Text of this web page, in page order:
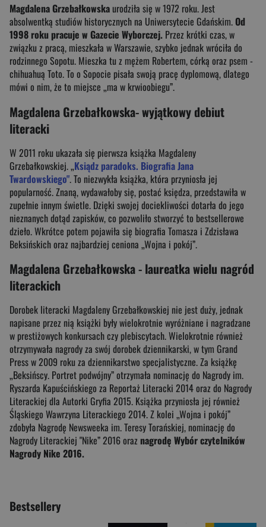
Magdalena Grzebałkowskaurodziła się w 1972 roku. Jest
absolwentką studiów historycznych na Uniwersytecie Gdańskim.Od
1998 roku pracuje w Gazecie Wyborczej. Przez krótki czas, w
związku z pracą, mieszkała w Warszawie, szybko jednak wróciła do
rodzinnego Sopotu. Mieszka tu z mężem Robertem, córką oraz psem -
chihuahuą Toto. To o Sopocie pisała swoją pracę dyplomową, dlatego
mówi o nim, że to miejsce „ma w krwioobiegu”.
Magdalena Grzebałkowska- wyjątkowy debiut
literacki
W 2011 roku ukazała się pierwsza książka Magdaleny
Grzebałkowskiej. „Ksiądz paradoks. Biografia Jana
Twardowskiego". To niezwykła książka, która przyniosła jej
popularność. Znaną, wydawałoby się, postać księdza, przedstawiła w
zupełnie innym świetle. Dzięki swojej dociekliwości dotarła do jego
nieznanych dotąd zapisków, co pozwoliło stworzyć to bestsellerowe
dzieło. Wkrótce potem pojawiła się biografia Tomasza i Zdzisława
Beksińskich oraz najbardziej ceniona „Wojna i pokój”.
Magdalena Grzebałkowska - laureatka wielu nagród
literackich
Dorobek literacki Magdaleny Grzebałkowskiej nie jest duży, jednak
napisane przez nią książki były wielokrotnie wyróżniane i nagradzane
w prestiżowych konkursach czy plebiscytach. Wielokrotnie również
otrzymywała nagrody za swój dorobek dziennikarski, w tym Grand
Press w 2009 roku za dziennikarstwo specjalistyczne. Za książkę
„Beksińscy. Portret podwójny” otrzymała nominację do Nagrody im.
Ryszarda Kapuścińskiego za Reportaż Literacki 2014 oraz do Nagrody
Literackiej dla Autorki Gryfia 2015. Książka przyniosła jej również
Śląskiego Wawrzyna Literackiego 2014. Z kolei „Wojna i pokój”
zdobyła Nagrodę Newsweeka im. Teresy Torańskiej, nominację do
Nagrody Literackiej "Nike” 2016 oraz nagrodę Wybór czytelników
Nagrody Nike 2016.
Bestsellery